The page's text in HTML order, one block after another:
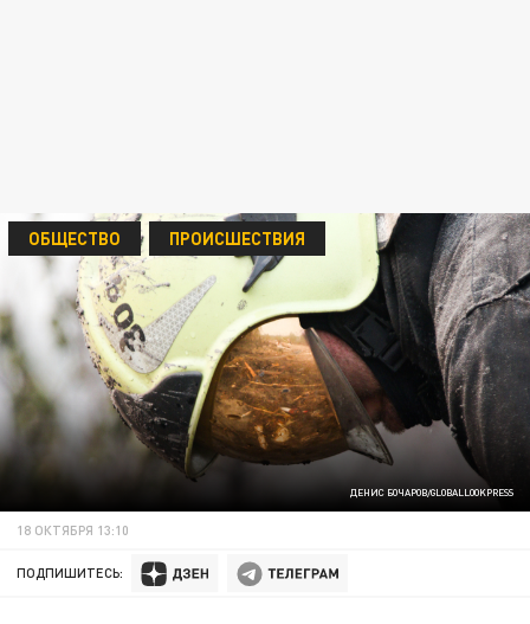
ДЕНИС БОЧАРОВ/GLOBALLOOKPRESS
ОБЩЕСТВО ПРОИСШЕСТВИЯ
18 ОКТЯБРЯ 13:10
ПОДПИШИТЕСЬ: